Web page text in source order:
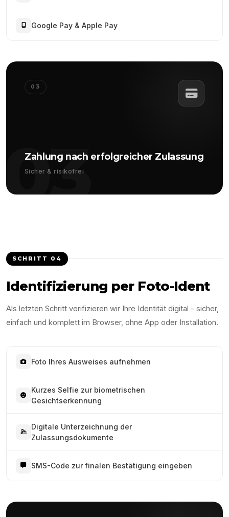
Google Pay & Apple Pay
03
03
Zahlung nach erfolgreicher Zulassung
Sicher & risikofrei
SCHRITT 04
Identifizierung per Foto-Ident
Als letzten Schritt verifizieren wir Ihre Identität digital – sicher,
einfach und komplett im Browser, ohne App oder Installation.
Foto Ihres Ausweises aufnehmen
Kurzes Selfie zur biometrischen
Gesichtserkennung
Digitale Unterzeichnung der
Zulassungsdokumente
SMS-Code zur finalen Bestätigung eingeben